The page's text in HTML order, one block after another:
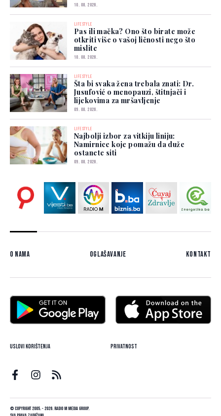
10. 08. 2026.
LIFESTYLE
Pas ili mačka? Ono što birate može
otkriti više o vašoj ličnosti nego što
mislite
10. 08. 2026.
LIFESTYLE
Šta bi svaka žena trebala znati: Dr.
Jusufović o menopauzi, štitnjači i
lijekovima za mršavljenje
09. 08. 2026.
LIFESTYLE
Najbolji izbor za vitkiju liniju:
Namirnice koje pomažu da duže
ostanete siti
09. 08. 2026.
O nama Oglašavanje Kontakt
Uslovi korištenja Privatnost
© Copyright 2005. - 2026. Radio M Media Group.